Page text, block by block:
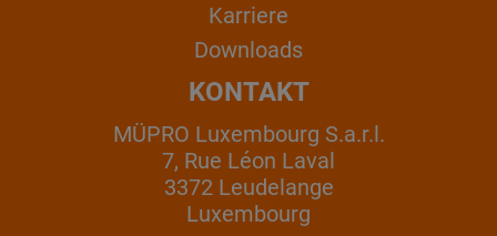
Karriere
Downloads
KONTAKT
MÜPRO Luxembourg S.a.r.l.
7, Rue Léon Laval
3372 Leudelange
Luxembourg